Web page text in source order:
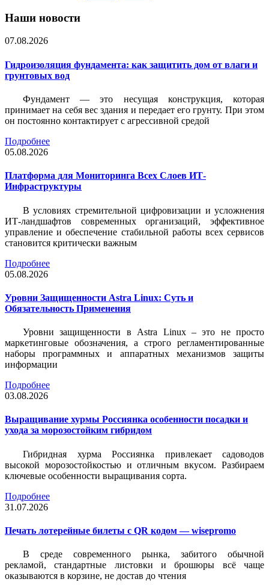
Наши новости
07.08.2026
Гидроизоляция фундамента: как защитить дом от влаги и
грунтовых вод
Фундамент — это несущая конструкция, которая
принимает на себя вес здания и передает его грунту. При этом
он постоянно контактирует с агрессивной средой
Подробнее
05.08.2026
Платформа для Мониторинга Всех Слоев ИТ-
Инфраструктуры
В условиях стремительной цифровизации и усложнения
ИТ-ландшафтов современных организаций, эффективное
управление и обеспечение стабильной работы всех сервисов
становится критически важным
Подробнее
05.08.2026
Уровни Защищенности Astra Linux: Суть и
Обязательность Применения
Уровни защищенности в Astra Linux – это не просто
маркетинговые обозначения, а строго регламентированные
наборы программных и аппаратных механизмов защиты
информации
Подробнее
03.08.2026
Выращивание хурмы Россиянка особенности посадки и
ухода за морозостойким гибридом
Гибридная хурма Россиянка привлекает садоводов
высокой морозостойкостью и отличным вкусом. Разбираем
ключевые особенности выращивания сорта.
Подробнее
31.07.2026
Печать лотерейные билеты c QR кодом — wisepromo
В среде современного рынка, забитого обычной
рекламой, стандартные листовки и брошюры всё чаще
оказываются в корзине, не достав до чтения